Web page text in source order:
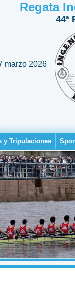
Regata
44ª
marzo 2026
y Tripulaciones